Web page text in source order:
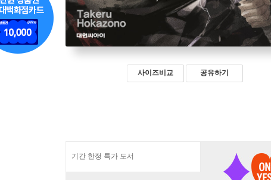
사이즈비교 공유하기
기간 한정 특가 도서